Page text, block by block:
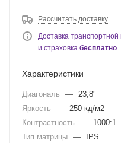
Рассчитать доставку
Доставка
и страховка бесплатно
Характеристики
Диагональ — 23,8"
Яркость
— 250 кд/м2
Контрастность
—
1000:1
Тип матрицы —
IPS